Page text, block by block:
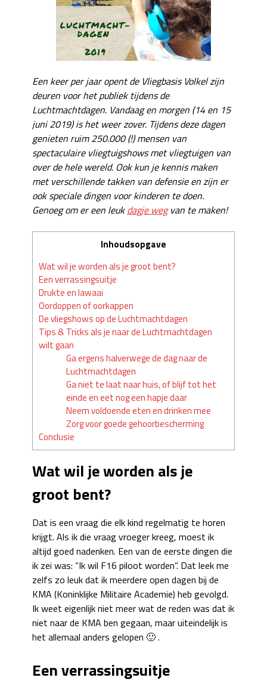
Een keer per jaar opent de Vliegbasis Volkel zijn
deuren voor het publiek tijdens de
Luchtmachtdagen. Vandaag en morgen (14 en 15
juni 2019) is het weer zover. Tijdens deze dagen
genieten ruim 250.000 (!) mensen van
spectaculaire vliegtuigshows met vliegtuigen van
over de hele wereld. Ook kun je kennis maken
met verschillende takken van defensie en zijn er
ook speciale dingen voor kinderen te doen.
Genoeg om er een leukdagje wegvan te maken!
Inhoudsopgave
Wat wil je worden als je groot bent?
Een verrassingsuitje
Drukte en lawaai
Oordoppen of oorkappen
De vliegshows op de Luchtmachtdagen
Tips & Tricks als je naar de Luchtmachtdagen
wilt gaan
Ga ergens halverwege de dag naar de
Luchtmachtdagen
Ga niet te laat naar huis, of blijf tot het
einde en eet nog een hapje daar
Neem voldoende eten en drinken mee
Zorg voor goede gehoorbescherming
Conclusie
Wat wil je worden als je
groot bent?
Dat is een vraag die elk kind regelmatig te horen
krijgt. Als ik die vraag vroeger kreeg, moest ik
altijd goed nadenken. Een van de eerste dingen die
ik zei was: “Ik wil F16 piloot worden”. Dat leek me
zelfs zo leuk dat ik meerdere open dagen bij de
KMA (Koninklijke Militaire Academie) heb gevolgd.
Ik weet eigenlijk niet meer wat de reden was dat ik
niet naar de KMA ben gegaan, maar uiteindelijk is
het allemaal anders gelopen 🙂 .
Een verrassingsuitje